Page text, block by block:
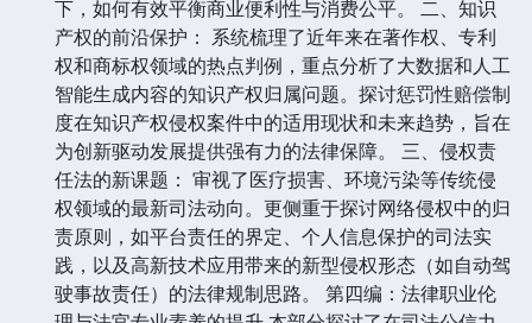
下，如何有效平衡商业便利性与消费公平。 二、知识
产权的前沿保护： 系统梳理了近年来在著作权、专利
权和商标权领域的热点判例，重点分析了大数据和人工
智能生成内容的知识产权归属问题。探讨惩罚性赔偿制
度在知识产权侵权案件中的适用现状和未来趋势，旨在
为创新驱动发展提供强有力的法律保障。 三、侵权责
任法的新课题： 审视了医疗损害、环境污染等传统侵
权领域的最新司法动向。更侧重于探讨网络侵权中的归
责原则，如平台责任的界定、个人信息保护的司法实
践，以及高新技术应用带来的新型侵权形态（如自动驾
驶事故责任）的法律规制思路。 第四编：法律职业伦